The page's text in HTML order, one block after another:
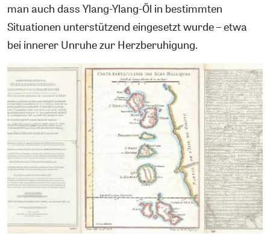
man auch dass Ylang-Ylang-Öl in bestimmten
Situationen unterstützend eingesetzt wurde – etwa
bei innerer Unruhe zur Herzberuhigung.